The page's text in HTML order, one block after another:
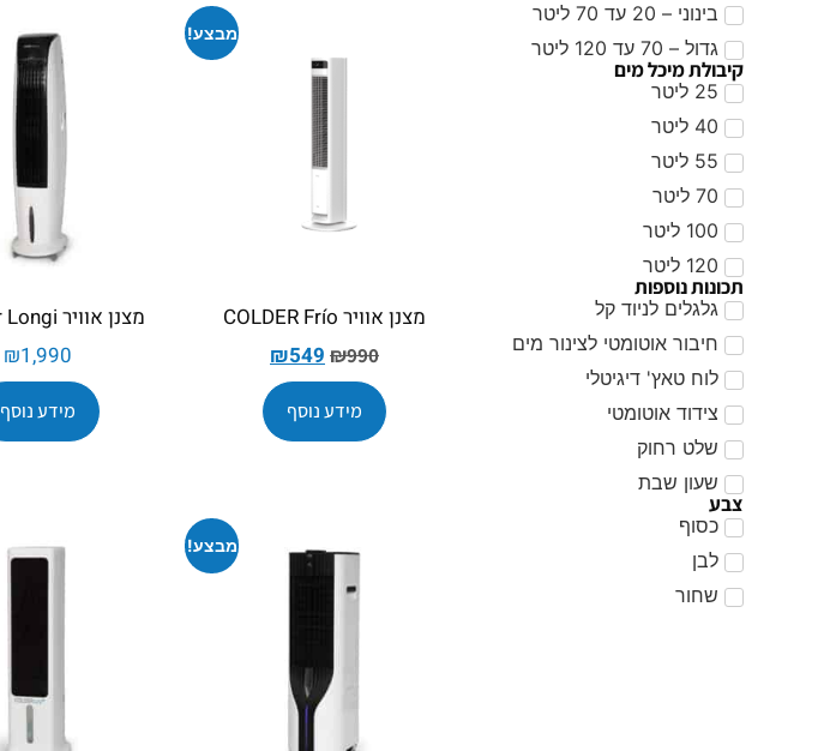
בינוני – 20 עד 70 ליטר
גדול – 70 עד 120 ליטר
קיבולת מיכל מים
25 ליטר
40 ליטר
55 ליטר
70 ליטר
100 ליטר
120 ליטר
תכונות נוספות
גלגלים לניוד קל
חיבור אוטומטי לצינור מים
לוח טאץ' דיגיטלי
צידוד אוטומטי
שלט רחוק
שעון שבת
צבע
כסוף
לבן
שחור
מבצע!
מצנן אוויר COLDER Frío
₪990
₪549
מידע נוסף
מצנן אוויר Colder Longi+
₪1,990
מידע נוסף
מבצע!